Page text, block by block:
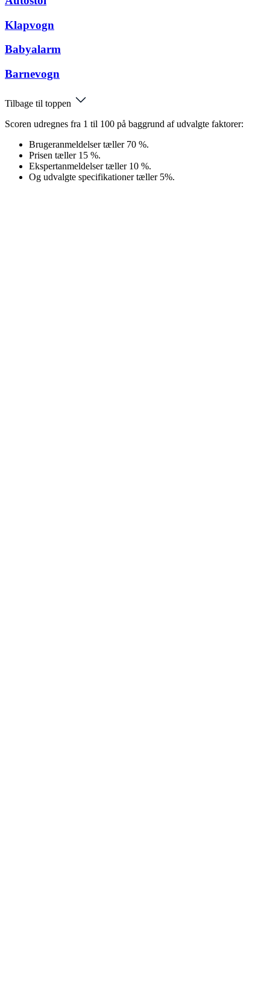
Klapvogn
Babyalarm
Barnevogn
Tilbage til toppen
Scoren udregnes fra 1 til 100 på baggrund af udvalgte faktorer:
Brugeranmeldelser tæller 70 %.
Prisen tæller 15 %.
Ekspertanmeldelser tæller 10 %.
Og udvalgte specifikationer tæller 5%.